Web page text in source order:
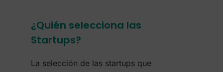
¿Quién selecciona las
Startups?​
La selección de las startups que